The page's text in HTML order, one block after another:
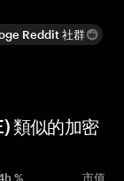
Reddit 社群
類似的加密
% 市值